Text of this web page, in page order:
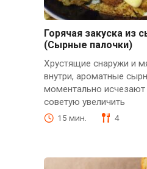
Горячая закуска из
(Сырные палочки)
Хрустящие снаружи и
внутри, ароматные
моментально
советую увеличить
15 мин. 4